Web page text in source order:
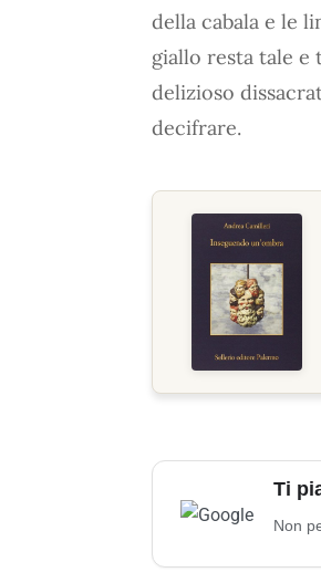
della cabala e le
giallo resta tale e
delizioso
decifrare.
Ti
Non